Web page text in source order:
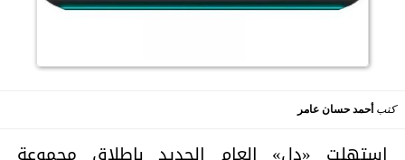
كتب أحمد حسان عامر